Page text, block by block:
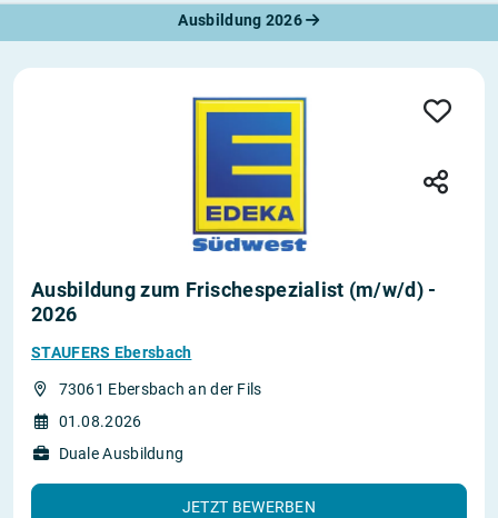
Ausbildung 2026
Ausbildung zum Frischespezialist (m/w/d) -
2026
STAUFERS Ebersbach
73061 Ebersbach an der Fils
01.08.2026
Duale Ausbildung
JETZT BEWERBEN